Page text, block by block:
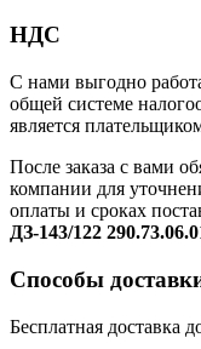
НДС
С нами выгодно
общей системе
является
После заказа с вами
компании для
оплаты и сроках
ДЗ-143/122
Способы
Бесплатная доставка